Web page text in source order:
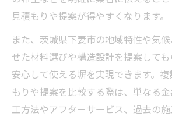
見積もりや提案が得やすくなります。
また、茨城県下妻市の地域特性や気
せた材料選びや構造設計を提案しても
安心して使える塀を実現できます。
もりや提案を比較する際は、単なる
工方法やアフターサービス、過去の